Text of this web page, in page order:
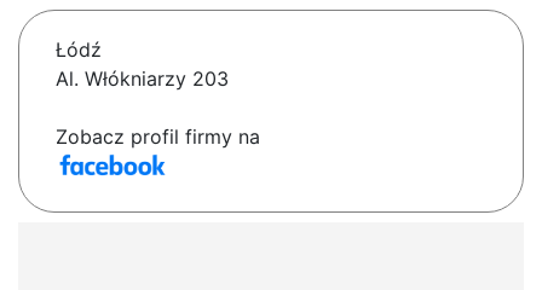
Łódź
Al. Włókniarzy 203
Zobacz profil firmy na